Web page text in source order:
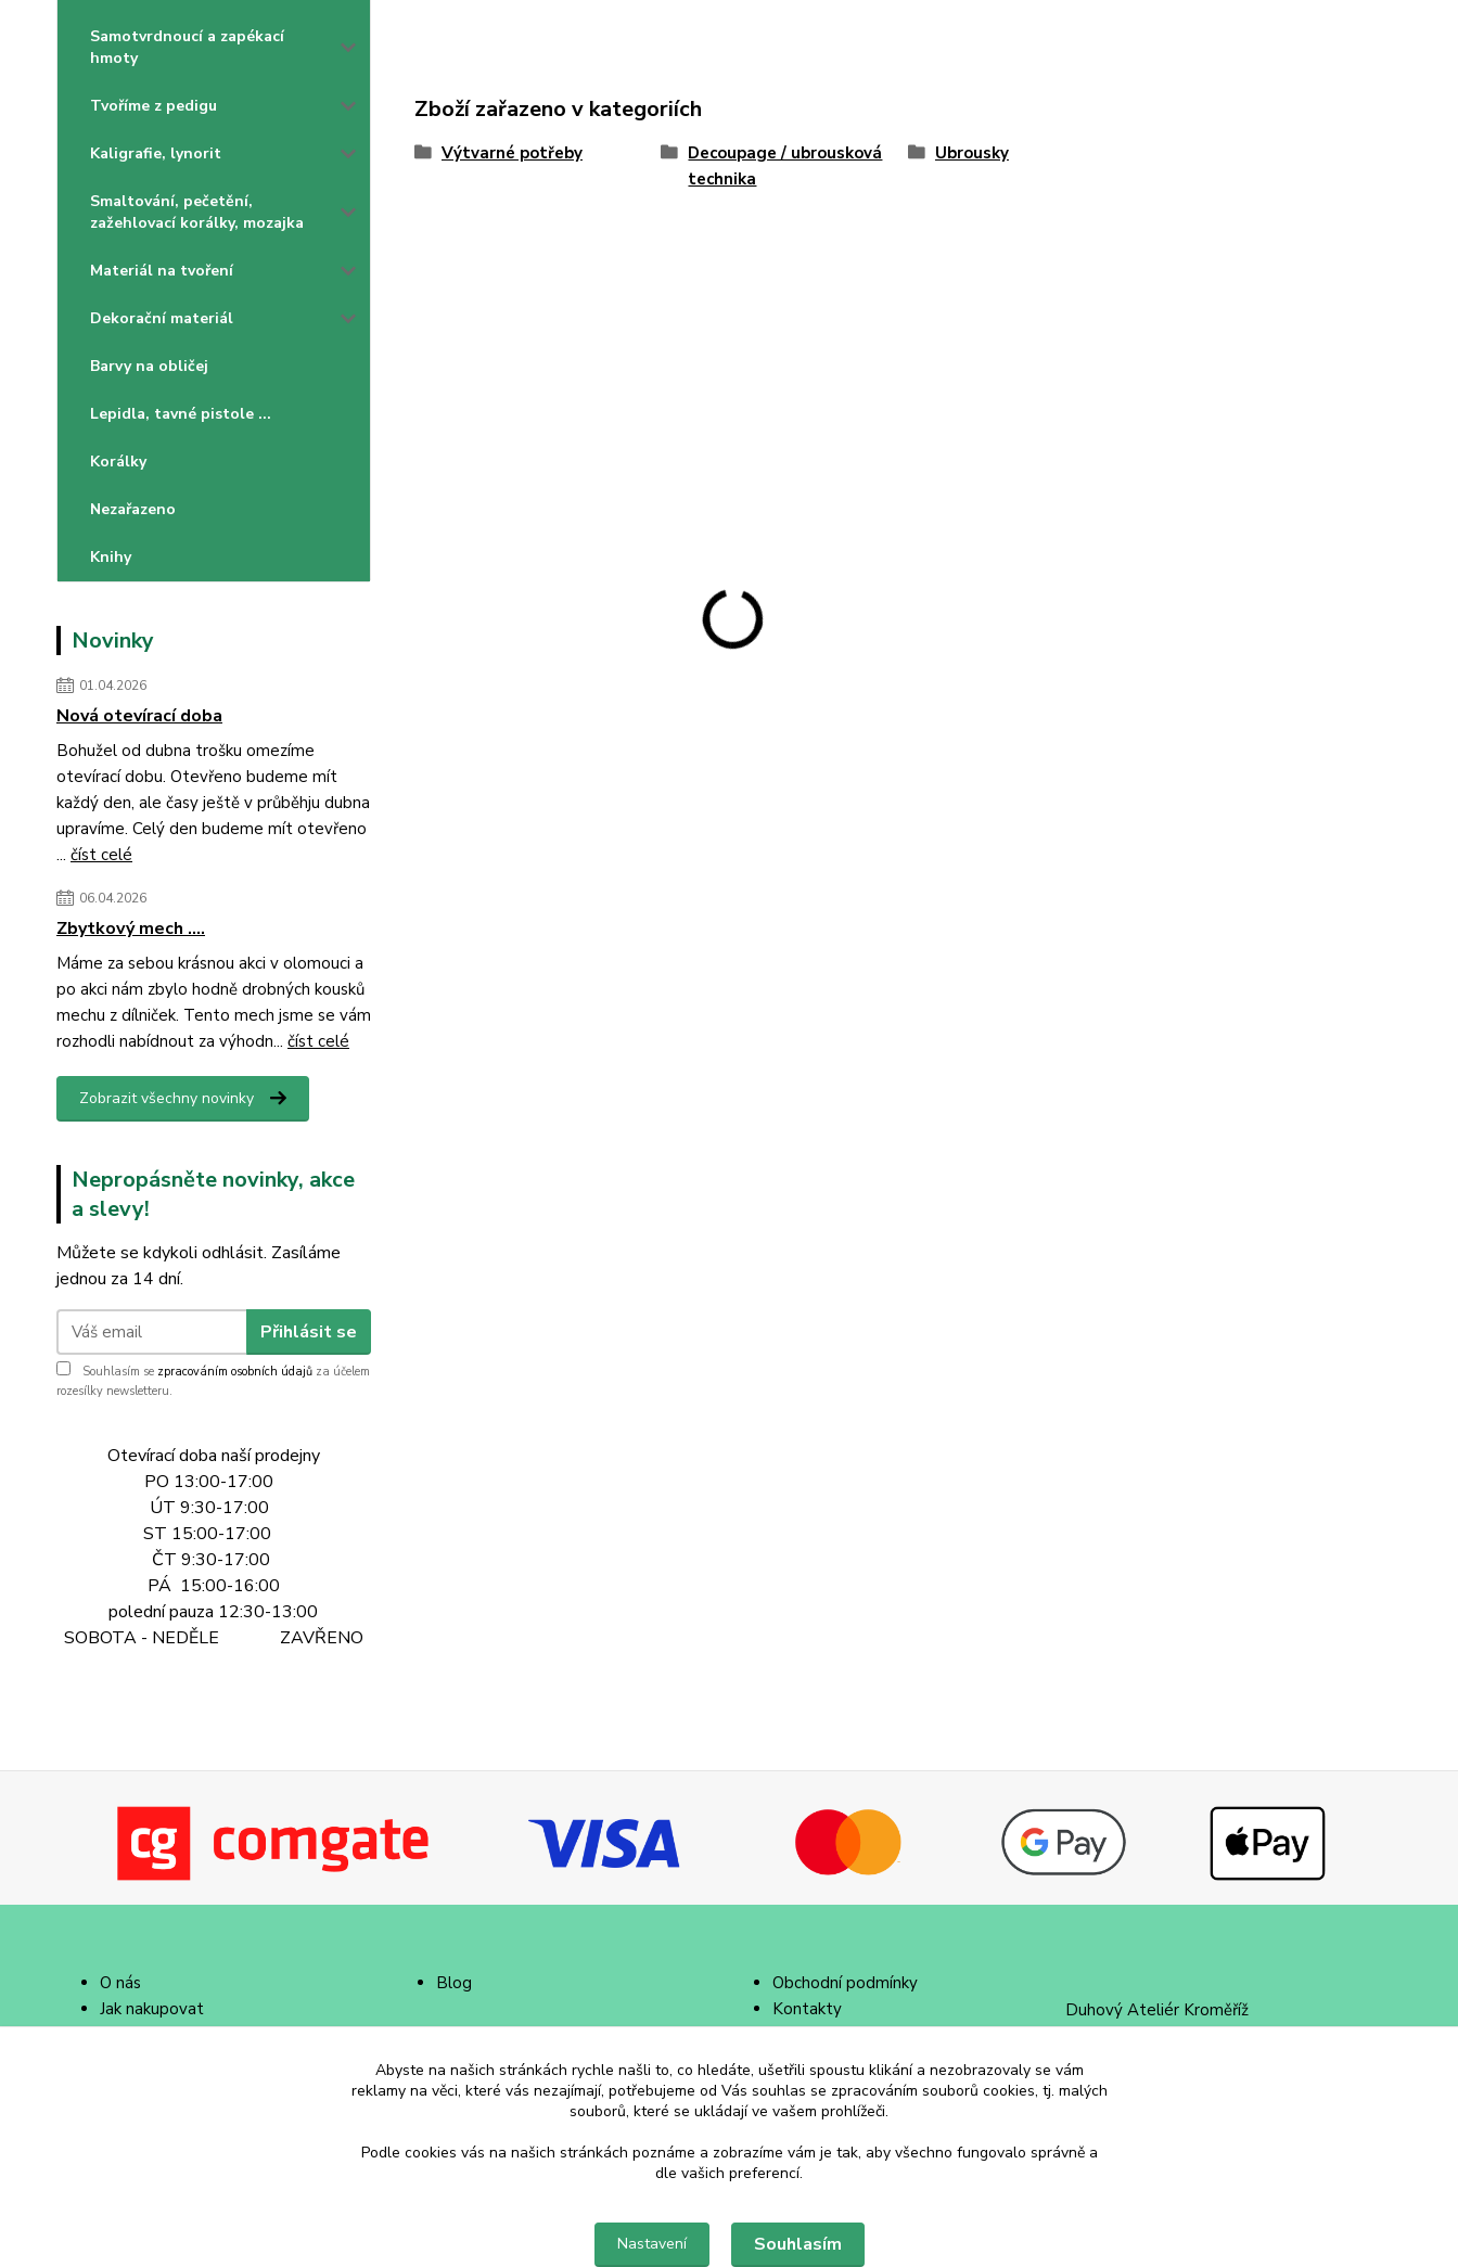
Samotvrdnoucí a zapékací
hmoty
Tvoříme z pedigu
Kaligrafie, lynorit
Smaltování, pečetění,
zažehlovací korálky, mozajka
Materiál na tvoření
Dekorační materiál
Barvy na obličej
Lepidla, tavné pistole ...
Korálky
Nezařazeno
Knihy
Novinky
01.04.2026
Nová otevírací doba
Bohužel od dubna trošku omezíme
otevírací dobu. Otevřeno budeme mít
každý den, ale časy ještě v průběhju dubna
upravíme. Celý den budeme mít otevřeno
... číst celé
06.04.2026
Zbytkový mech ....
Máme za sebou krásnou akci v olomouci a
po akci nám zbylo hodně drobných kousků
mechu z dílniček. Tento mech jsme se vám
rozhodli nabídnout za výhodn... číst celé
Zobrazit všechny novinky
Nepropásněte novinky, akce
a slevy!
Můžete se kdykoli odhlásit. Zasíláme
jednou za 14 dní.
Přihlásit se
Souhlasím se zpracováním osobních údajů za účelem
rozesílky newsletteru.
Otevírací doba naší prodejny
PO 13:00-17:00
ÚT 9:30-17:00
ST 15:00-17:00
ČT 9:30-17:00
PÁ 15:00-16:00
polední pauza 12:30-13:00
SOBOTA - NEDĚLE ZAVŘENO
Zboží zařazeno v kategoriích
Výtvarné potřeby
Decoupage / ubrousková
technika
Ubrousky
O nás
Jak nakupovat
Doprava a platba
Blog
Obchodní podmínky
Kontakty
Duhový Ateliér Kroměříž
+420 734 258 002
Abyste na našich stránkách rychle našli to, co hledáte, ušetřili spoustu klikání a nezobrazovaly se vám
reklamy na věci, které vás nezajímají, potřebujeme od Vás souhlas se zpracováním souborů cookies, tj. malých
souborů, které se ukládají ve vašem prohlížeči.
Podle cookies vás na našich stránkách poznáme a zobrazíme vám je tak, aby všechno fungovalo správně a
dle vašich preferencí.
Nastavení Souhlasím